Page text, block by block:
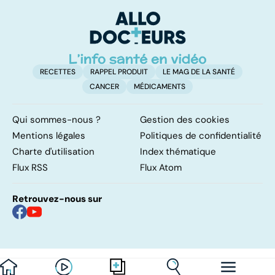
RECETTES RAPPEL PRODUIT
LE MAG DE LA SANTÉ
CANCER
MÉDICAMENTS
Qui sommes-nous ?
Gestion des cookies
Mentions légales
Politiques de confidentialité
Charte d'utilisation
Index thématique
Flux RSS
Flux Atom
Retrouvez-nous sur